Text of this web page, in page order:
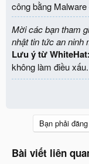
công bằng
Mời các bạn tham
nhật tin tức an ninh
Lưu ý từ WhiteHat:
không làm điều xấu.
Bạn phải
Bài viết liên